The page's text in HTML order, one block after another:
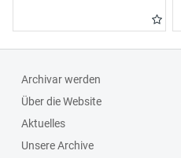
Archivar werden
Über die Website
Aktuelles
Unsere Archive